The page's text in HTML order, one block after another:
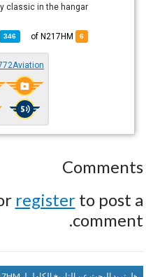
classic in the hangar.
6
346
Comments
registerto post a
comment.